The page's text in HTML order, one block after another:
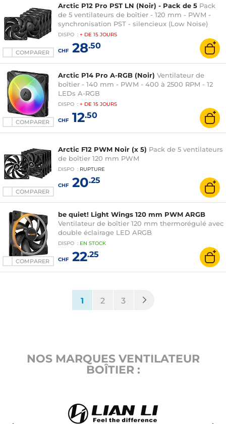
COMPARER
Arctic P12 Pro PST LN (Noir) - Pack de 5 Pack
de 5 ventilateurs de boîtier - 120 mm - PWM -
synchronisation PST - silencieux (Low Noise)
DISPO : + DE 15 JOURS
CHF28.50
COMPARER
Arctic P14 Pro A-RGB (Noir) Ventilateur de
boîtier - 140 mm - PWM - 400 à 2500 RPM - 12
LEDs A-RGB
DISPO : + DE 15 JOURS
CHF12.50
COMPARER
Arctic F12 PWM Noir (x 5) Pack de 5 ventilateurs
de boîtier 120 mm PWM
DISPO : RUPTURE
CHF20.25
COMPARER
be quiet! Light Wings 120 mm PWM ARGB
Ventilateur de boîtier 120 mm thermorégulé avec
double éclairage LED ARGB
DISPO : EN STOCK
CHF22.25
1(current)
2 3
NOS MARQUES VENTILATEUR
BOÎTIER :